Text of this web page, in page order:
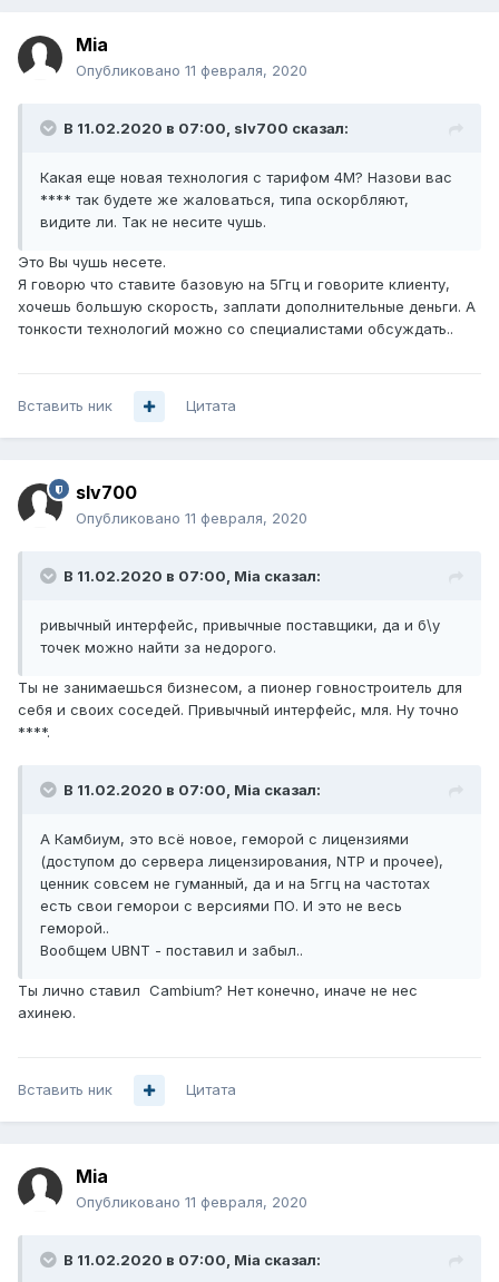
Mia
Опубликовано 11 февраля, 2020
В 11.02.2020 в 07:00, slv700 сказал:
Какая еще новая технология с тарифом 4M? Назови вас
**** так будете же жаловаться, типа оскорбляют,
видите ли. Так не несите чушь.
Это Вы чушь несете.
Я говорю что ставите базовую на 5Ггц и говорите клиенту,
хочешь большую скорость, заплати дополнительные деньги. А
тонкости технологий можно со специалистами обсуждать..
Вставить ник Цитата
slv700
Опубликовано 11 февраля, 2020
В 11.02.2020 в 07:00, Mia сказал:
ривычный интерфейс, привычные поставщики, да и б\у
точек можно найти за недорого.
Ты не занимаешься бизнесом, а пионер говностроитель для
себя и своих соседей. Привычный интерфейс, мля. Ну точно
****.
В 11.02.2020 в 07:00, Mia сказал:
А Камбиум, это всё новое, геморой с лицензиями
(доступом до сервера лицензирования, NTP и прочее),
ценник совсем не гуманный, да и на 5ггц на частотах
есть свои геморои с версиями ПО. И это не весь
геморой..
Вообщем UBNT - поставил и забыл..
Ты лично ставил Cambium? Нет конечно, иначе не нес
ахинею.
Вставить ник Цитата
Mia
Опубликовано 11 февраля, 2020
В 11.02.2020 в 07:00, Mia сказал: